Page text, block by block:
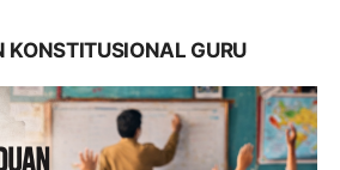
KONSTITUSIONAL GURU